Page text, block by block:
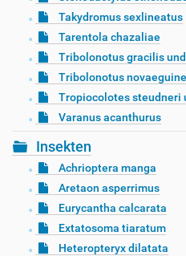
Takydromus sexlineatus
Tarentola chazaliae
Tribolonotus gracilis
Tribolonotus
Tropiocolotes steudneri
Varanus acanthurus
Insekten
Achrioptera manga
Aretaon asperrimus
Eurycantha calcarata
Extatosoma tiaratum
Heteropteryx dilatata